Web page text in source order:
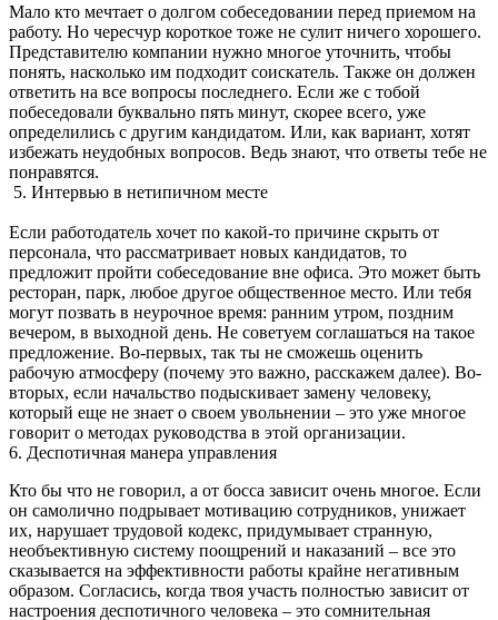
Мало кто мечтает о долгом собеседовании перед приемом на
работу. Но чересчур короткое тоже не сулит ничего хорошего.
Представителю компании нужно многое уточнить, чтобы
понять, насколько им подходит соискатель. Также он должен
ответить на все вопросы последнего. Если же с тобой
побеседовали буквально пять минут, скорее всего, уже
определились с другим кандидатом. Или, как вариант, хотят
избежать неудобных вопросов. Ведь знают, что ответы тебе не
понравятся.
5. Интервью в нетипичном месте
Если работодатель хочет по какой-то причине скрыть от
персонала, что рассматривает новых кандидатов, то
предложит пройти собеседование вне офиса. Это может быть
ресторан, парк, любое другое общественное место. Или тебя
могут позвать в неурочное время: ранним утром, поздним
вечером, в выходной день. Не советуем соглашаться на такое
предложение. Во-первых, так ты не сможешь оценить
рабочую атмосферу (почему это важно, расскажем далее). Во-
вторых, если начальство подыскивает замену человеку,
который еще не знает о своем увольнении – это уже многое
говорит о методах руководства в этой организации.
6. Деспотичная манера управления
Кто бы что не говорил, а от босса зависит очень многое. Если
он самолично подрывает мотивацию сотрудников, унижает
их, нарушает трудовой кодекс, придумывает странную,
необъективную систему поощрений и наказаний – все это
сказывается на эффективности работы крайне негативным
образом. Согласись, когда твоя участь полностью зависит от
настроения деспотичного человека – это сомнительная